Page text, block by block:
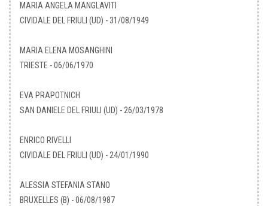
MARIA ANGELA MANGLAVITI
CIVIDALE DEL FRIULI (UD) - 31/08/1949
MARIA ELENA MOSANGHINI
TRIESTE - 06/06/1970
EVA PRAPOTNICH
SAN DANIELE DEL FRIULI (UD) - 26/03/1978
ENRICO RIVELLI
CIVIDALE DEL FRIULI (UD) - 24/01/1990
ALESSIA STEFANIA STANO
BRUXELLES (B) - 06/08/1987